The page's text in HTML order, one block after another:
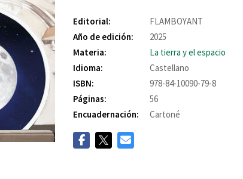
Editorial:
FLAMBOYANT
Año de edición:
2025
Materia:
La tierra y el espacio
Idioma:
Castellano
ISBN:
978-84-10090-79-8
Páginas:
56
Encuadernación:
Cartoné